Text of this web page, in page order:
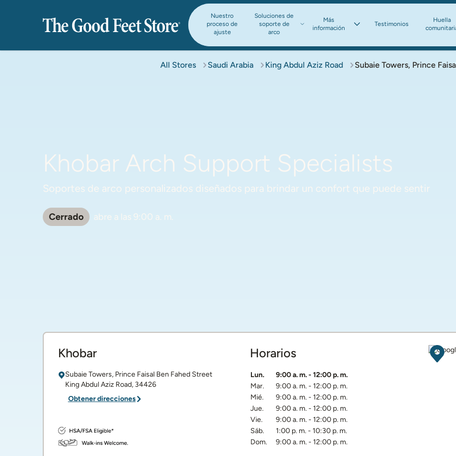
Nuestro
proceso de
ajuste
Soluciones de
soporte de
arco​​​​​​​
Más
información​​​​​​​
Testimonios
Huella
All Stores Saudi Arabia King Abdul Aziz Road Subaie Towers, Prince
Khobar Arch Support Specialists
Soportes de arco personalizados diseñados para brindar un confort que puede sentir
Cerrado abre a las 9:00 a. m.
Khobar
Subaie Towers, Prince Faisal Ben Fahed Street
King Abdul Aziz Road,34426
Obtener direcciones
Horarios
Día de la semanaHorarios
Lun. 9:00 a. m.- 12:00 p. m.
Mar.
9:00 a. m.- 12:00 p. m.
Mié.
9:00 a. m.- 12:00 p. m.
Jue.
9:00 a. m.- 12:00 p. m.
Vie.
9:00 a. m.- 12:00 p. m.
Sáb.
1:00 p. m.- 10:30 p. m.
Dom.
9:00 a. m.- 12:00 p. m.